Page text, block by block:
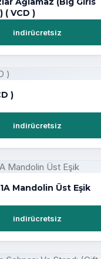
( VCD )
indirücretsiz
)
indirücretsiz
Mandolin Üst Eşik
indirücretsiz